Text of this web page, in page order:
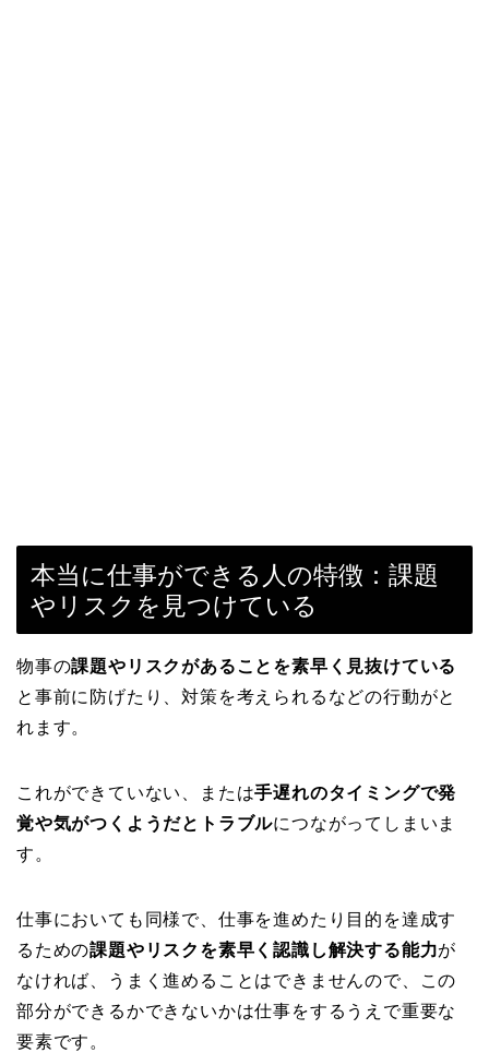
本当に仕事ができる人の特徴：課題
やリスクを見つけている
物事の課題やリスクがあることを素早く見抜けている
と事前に防げたり、対策を考えられるなどの行動がと
れます。
これができていない、または手遅れのタイミングで発
覚や気がつくようだとトラブルにつながってしまいま
す。
仕事においても同様で、仕事を進めたり目的を達成す
るための課題やリスクを素早く認識し解決する能力が
なければ、うまく進めることはできませんので、この
部分ができるかできないかは仕事をするうえで重要な
要素です。